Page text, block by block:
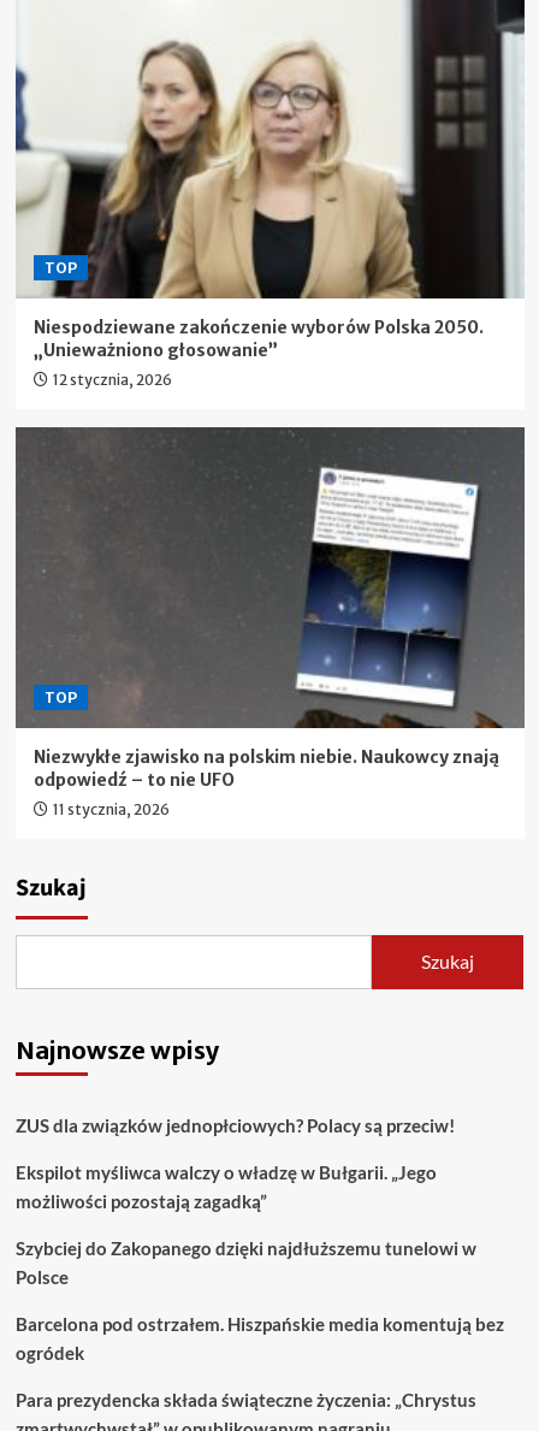
TOP
Niespodziewane zakończenie wyborów Polska 2050.
„Unieważniono głosowanie”
12 stycznia, 2026
TOP
Niezwykłe zjawisko na polskim niebie. Naukowcy znają
odpowiedź – to nie UFO
11 stycznia, 2026
Szukaj
Szukaj
Najnowsze wpisy
ZUS dla związków jednopłciowych? Polacy są przeciw!
Ekspilot myśliwca walczy o władzę w Bułgarii. „Jego
możliwości pozostają zagadką”
Szybciej do Zakopanego dzięki najdłuższemu tunelowi w
Polsce
Barcelona pod ostrzałem. Hiszpańskie media komentują bez
ogródek
Para prezydencka składa świąteczne życzenia: „Chrystus